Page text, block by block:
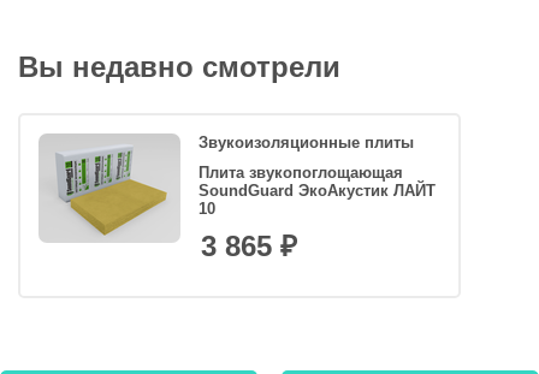
Вы недавно смотрели
Звукоизоляционные плиты
Плита звукопоглощающая
SoundGuard ЭкоАкустик ЛАЙТ
10
3 865 ₽